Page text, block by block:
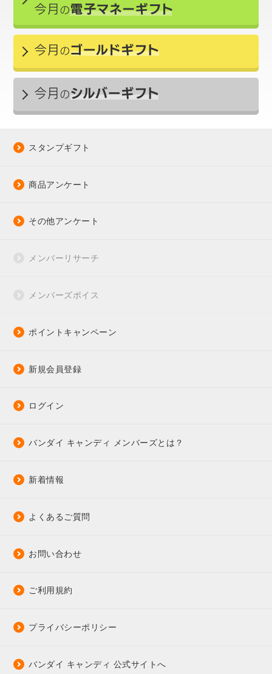
スタンプギフト
商品アンケート
その他アンケート
メンバーリサーチ
メンバーズボイス
ポイントキャンペーン
新規会員登録
ログイン
バンダイ キャンディ メンバーズとは？
新着情報
よくあるご質問
お問い合わせ
ご利用規約
プライバシーポリシー
バンダイ キャンディ 公式サイトへ